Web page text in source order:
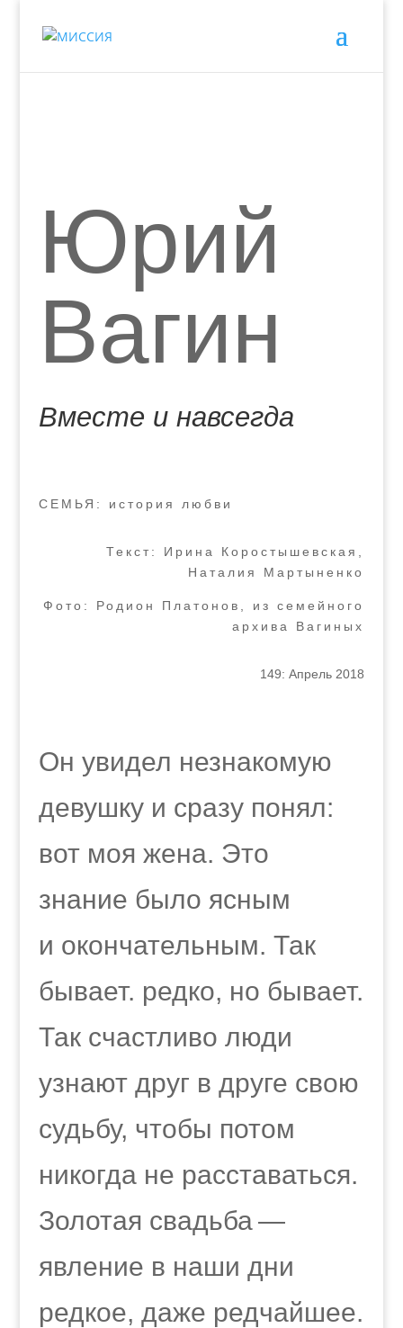
Юрий
Вагин
Вместе и навсегда
СЕМЬЯ: история любви
Текст: Ирина Коростышевская,
Наталия Мартыненко
Фото: Родион Платонов, из семейного
архива Вагиных
149: Апрель 2018
Он увидел незнакомую
девушку и сразу понял:
вот моя жена. Это
знание было ясным
и окончательным. Так
бывает. редко, но бывает.
Так счастливо люди
узнают друг в друге свою
судьбу, чтобы потом
никогда не расставаться.
Золотая свадьба —
явление в наши дни
редкое, даже редчайшее.